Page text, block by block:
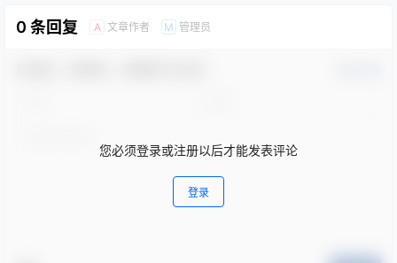
0 条回复 A 文章作者 M 管理员
您必须登录或注册以后才能发表评论
登录